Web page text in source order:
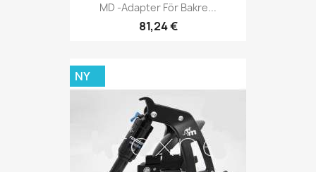
MD -adapter För Bakre...
81,24 €
NY